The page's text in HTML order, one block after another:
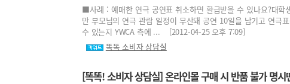
■사례 : 예매한 연극 공연표 취소하면 환급받을 수 있나요?대
만 부모님의 연극 관람 일정이 무산돼 공연 10일을 남기고 연극
수 있는지 YWCA 측에 ... [2012-04-25 오후 7:09]
똑똑 소비자 상담실
[똑똑! 소비자 상담실] 온라인몰 구매 시 반품 불가 명시